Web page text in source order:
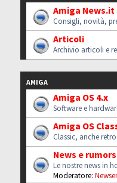
Amiga News.it
Consigli, novità,
Articoli
Archivio articoli e
AMIGA
Amiga OS 4.x
Software e
Amiga OS
Classic, anche
News e rumors
Le nostre news in
Moderatore: